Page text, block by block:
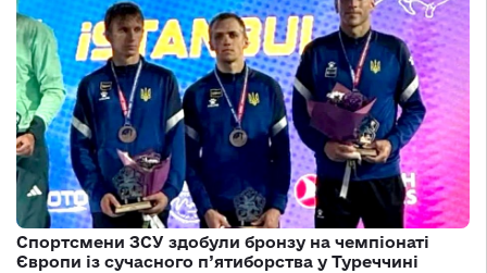
Спортсмени ЗСУ здобули бронзу на чемпіонаті
Європи із сучасного п’ятиборства у Туреччині